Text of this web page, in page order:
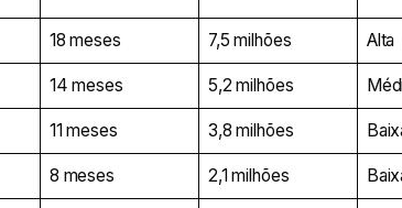
18 meses 7,5 milhões Alta
14 meses 5,2 milhões
11 meses 3,8 milhões
8 meses 2,1 milhões